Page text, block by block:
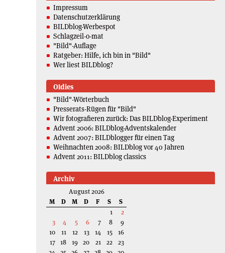
Impressum
Datenschutzerklärung
BILDblog-Werbespot
Schlagzeil-o-mat
"Bild"-Auflage
Ratgeber: Hilfe, ich bin in "Bild"
Wer liest BILDblog?
Oldies
"Bild"-Wörterbuch
Presserats-Rügen für "Bild"
Wir fotografieren zurück: Das BILDblog-Experiment
Advent 2006: BILDblog-Adventskalender
Advent 2007: BILDblogger für einen Tag
Weihnachten 2008: BILDblog vor 40 Jahren
Advent 2011: BILDblog classics
Archiv
August 2026
M
D M D F S
S
1
2
3
4 5 6 7 8
9
10
11 12 13 14 15
16
17 18 19 20 21 22
23